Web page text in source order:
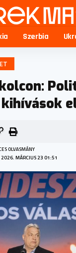
Szerbia
2026. MÁRCIUS 23 01:51
OLVASMÁNY